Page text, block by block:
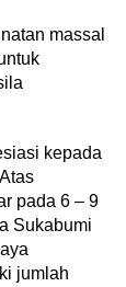
massal
kepada
pada 6 – 9
Sukabumi
jumlah